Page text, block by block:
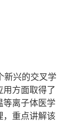
新兴的交叉学
方面取得了
等离子体医学
，重点讲解该